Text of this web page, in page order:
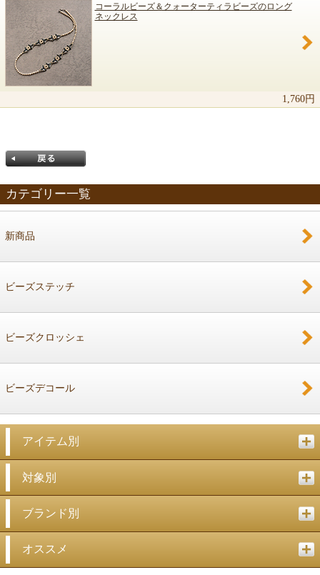
コーラルビーズ＆クォーターティラビーズのロング
ネックレス
1,760円
カテゴリー一覧
新商品
ビーズステッチ
ビーズクロッシェ
ビーズデコール
アイテム別
対象別
ブランド別
オススメ